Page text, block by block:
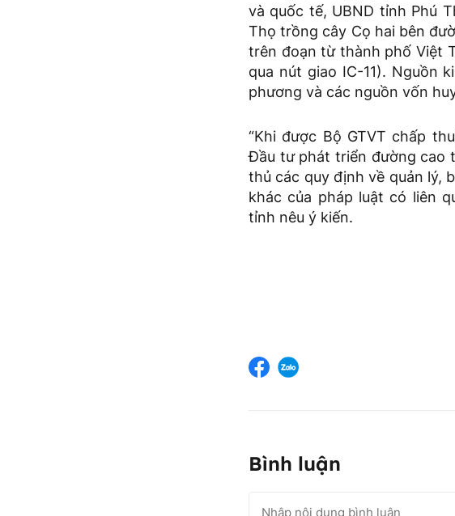
và quốc tế, UBND tỉnh Phú
Thọ trồng cây Cọ hai bên
trên đoạn từ thành phố Việt
qua nút giao IC-11). Nguồn
phương và các nguồn vốn
“Khi được Bộ GTVT chấp
Đầu tư phát triển đường cao
thủ các quy định về quản lý,
khác của pháp luật có liên
tỉnh nêu ý kiến.
Bình luận